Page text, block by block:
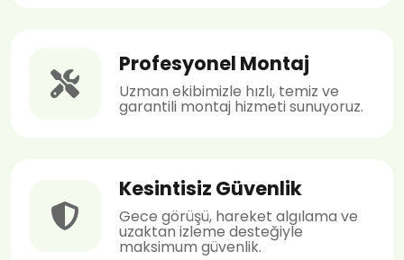
Profesyonel Montaj
Uzman ekibimizle hızlı, temiz ve
garantili montaj hizmeti sunuyoruz.
Kesintisiz Güvenlik
Gece görüşü, hareket algılama ve
uzaktan izleme desteğiyle
maksimum güvenlik.